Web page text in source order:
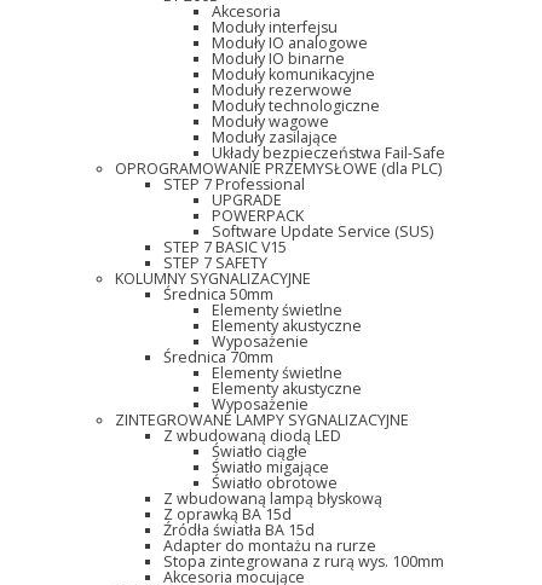
Akcesoria
Moduły interfejsu
Moduły IO analogowe
Moduły IO binarne
Moduły komunikacyjne
Moduły rezerwowe
Moduły technologiczne
Moduły wagowe
Moduły zasilające
Układy bezpieczeństwa Fail-Safe
OPROGRAMOWANIE PRZEMYSŁOWE (dla PLC)
STEP 7 Professional
UPGRADE
POWERPACK
Software Update Service (SUS)
STEP 7 BASIC V15
STEP 7 SAFETY
KOLUMNY SYGNALIZACYJNE
Średnica 50mm
Elementy świetlne
Elementy akustyczne
Wyposażenie
Średnica 70mm
Elementy świetlne
Elementy akustyczne
Wyposażenie
ZINTEGROWANE LAMPY SYGNALIZACYJNE
Z wbudowaną diodą LED
Światło ciągłe
Światło migające
Światło obrotowe
Z wbudowaną lampą błyskową
Z oprawką BA 15d
Źródła światła BA 15d
Adapter do montażu na rurze
Stopa zintegrowana z rurą wys. 100mm
Akcesoria mocujące